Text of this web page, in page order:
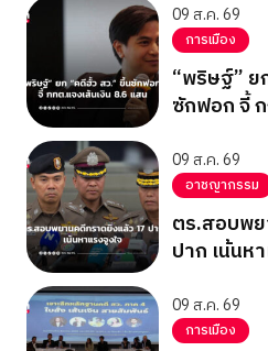
09 ส.ค. 69
การเมือง
“พริษฐ์” ย
ซักฟอก จี้
09 ส.ค. 69
อาชญากรรม
ตร.สอบพ
ปาก เน้นห
09 ส.ค. 69
การเมือง